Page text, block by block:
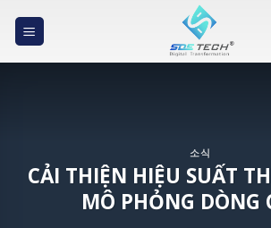
소식
CẢI THIỆN HIỆU SUẤT
MÔ PHỎNG DÒNG